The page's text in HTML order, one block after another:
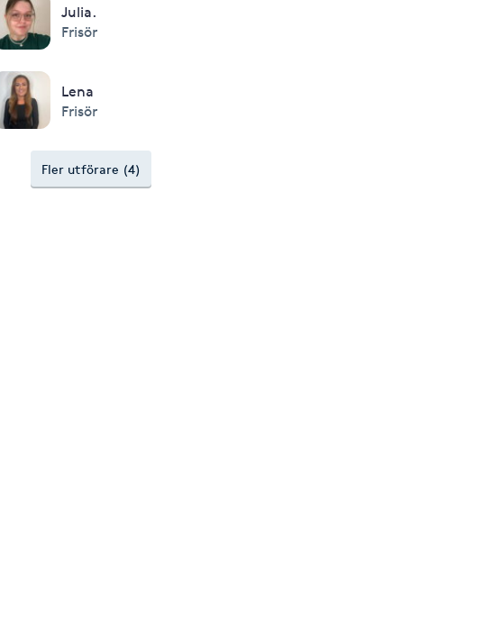
Julia.
Frisör
Lena
Frisör
Fler utförare (4)